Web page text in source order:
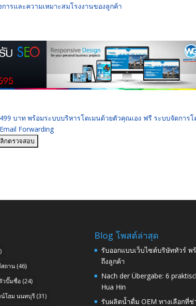
ารและความเหมาะสมโรงงานของลูกค้า
บาท พร้อมระบบบริหารโดเมนด้วยตัวคุณเอง ฟรี ระบบจัดการโ
Forwarding
ถาน (46)
วปั๊มชื่อ (24)
โฮม นนทบุรี (31)
Blog โพสต์ล่าสุด
รับออกแบบเว็บไซต์บริษัททัวร์ พ
ถึงลูกค้า
Nach der Übergabe: 6
Hua Hin
รับผลิตน้ำดื่ม OEM ทางเลือกที่